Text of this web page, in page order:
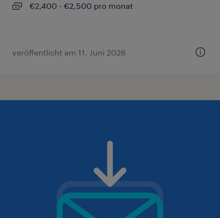
€2,400 - €2,500 pro monat
veröffentlicht am 11. Juni 2026